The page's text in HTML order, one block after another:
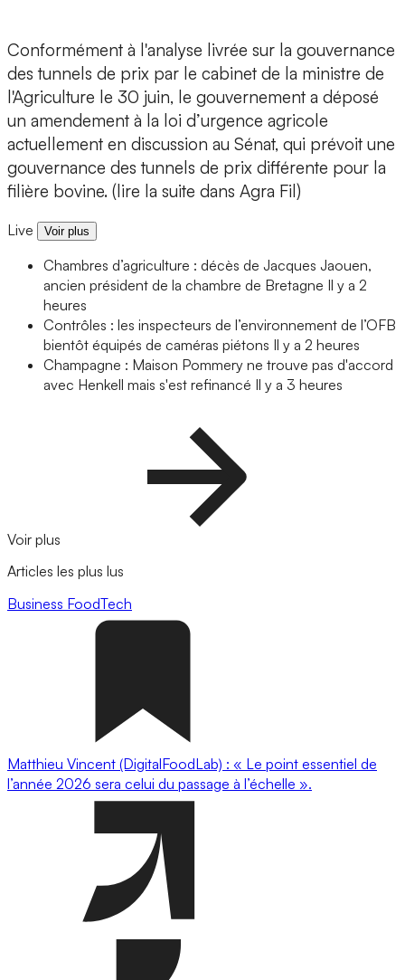
Conformément à l'analyse livrée sur la gouvernance
des tunnels de prix par le cabinet de la ministre de
l'Agriculture le 30 juin, le gouvernement a déposé
un amendement à la loi d’urgence agricole
actuellement en discussion au Sénat, qui prévoit une
gouvernance des tunnels de prix différente pour la
filière bovine. (lire la suite dans Agra Fil)
Live Voir plus
Chambres d’agriculture : décès de Jacques Jaouen,
ancien président de la chambre de Bretagne Il y a 2
heures
Contrôles : les inspecteurs de l’environnement de l’OFB
bientôt équipés de caméras piétons Il y a 2 heures
Champagne : Maison Pommery ne trouve pas d'accord
avec Henkell mais s'est refinancé Il y a 3 heures
Voir plus
Articles les plus lus
Business FoodTech
Matthieu Vincent (DigitalFoodLab) : « Le point essentiel de
l’année 2026 sera celui du passage à l’échelle ».